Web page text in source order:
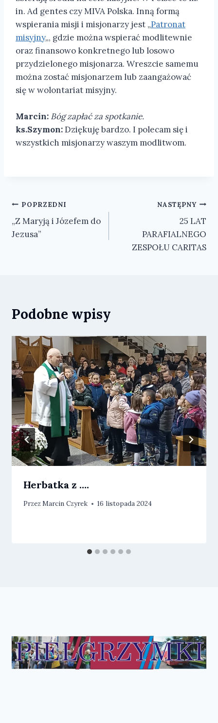
in. Ad gentes czy MIVA Polska. Inną formą
wspierania misji i misjonarzy jest „Patronat
misyjny„, gdzie można wspierać modlitewnie
oraz finansowo konkretnego lub losowo
przydzielonego misjonarza. Wreszcie samemu
można zostać misjonarzem lub zaangażować
się w wolontariat misyjny.
Marcin: Bóg zapłać za spotkanie.
ks.Szymon:Dziękuję bardzo. I polecam się i
wszystkich misjonarzy waszym modlitwom.
Nawigacja
wpisu
POPRZEDNI
„Z Maryją i Józefem do
Jezusa”
NASTĘPNY
25 LAT
PARAFIALNEGO
ZESPOŁU CARITAS
Podobne wpisy
Herbatka z ….
Przez Marcin Czyrek 16 listopada 2024